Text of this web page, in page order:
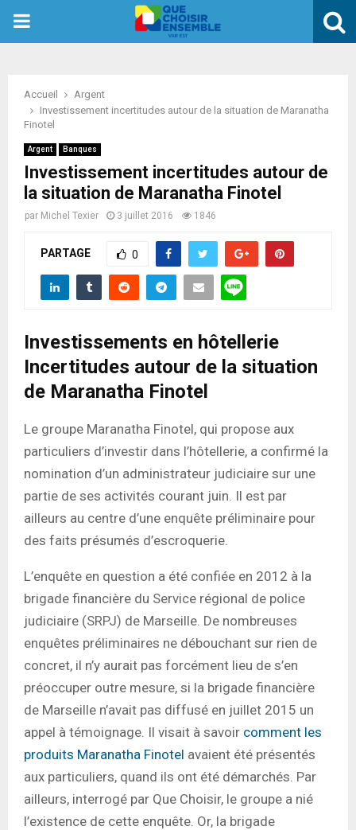
PRIMARY
Accueil
Argent
Investissement incertitudes autour de la situation de Maranatha
Finotel
Argent Banques
Investissement incertitudes autour de
la situation de Maranatha Finotel
par Michel Texier 3 juillet 2016 1846
PARTAGE 0
Investissements en hôtellerie
Incertitudes autour de la situation
de Maranatha Finotel
Le groupe Maranatha Finotel, qui propose aux
particuliers d’investir dans l’hôtellerie, a confirmé la
nomination d’un administrateur judiciaire sur une
partie de ses activités courant juin. Il est par
ailleurs au centre d’une enquête préliminaire pour
des faits présumés d’escroquerie.
L’enquête en question a été confiée en 2012 à la
brigade financière du Service régional de police
judiciaire (SRPJ) de Marseille. De nombreuses
enquêtes préliminaires ne débouchant sur rien de
concret, il n’y aurait pas forcément lieu de s’en
préoccuper outre mesure, si la brigade financière
de Marseille n’avait pas diffusé en juillet 2015 un
appel à témoignage. Il visait à savoir comment les
produits Maranatha Finotel avaient été présentés
aux particuliers, quand ils ont été démarchés. Par
ailleurs, interrogé par Que Choisir, le groupe a nié
l’existence de cette enquête. Or, la brigade